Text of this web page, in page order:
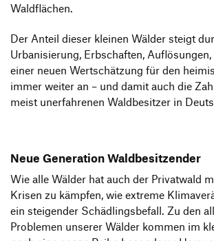
Waldflächen.
Der Anteil dieser kleinen Wälder steigt
Urbanisierung, Erbschaften, Auflösungen,
einer neuen Wertschätzung für den
immer weiter an – und damit auch die
meist unerfahrenen Waldbesitzer in
Neue Generation Waldbesitzender
Wie alle Wälder hat auch der Privatwald
Krisen zu kämpfen, wie extreme
ein steigender Schädlingsbefall. Zu den
Problemen unserer Wälder kommen im